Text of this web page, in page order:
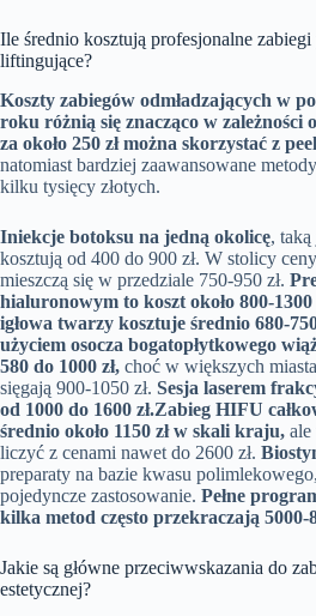
Ile średnio kosztują profesjonalne
liftingujące?
Koszty zabiegów odmładzających w
roku różnią się znacząco w zależności
za około 250 zł można skorzystać z
natomiast bardziej zaawansowane
kilku tysięcy złotych.
Iniekcje botoksu na jedną okolicę, taką
kosztują od 400 do 900 zł. W stolicy
mieszczą się w przedziale 750-950 zł.
hialuronowym to koszt około 800-
igłowa twarzy kosztuje średnio 680-750
użyciem osocza bogatopłytkowego
580 do 1000 zł, choć w większych
sięgają 900-1050 zł. Sesja laserem
od 1000 do 1600 zł.Zabieg HIFU
średnio około 1150 zł w skali kraju, ale
liczyć z cenami nawet do 2600 zł.
preparaty na bazie kwasu
pojedyncze zastosowanie. Pełne
kilka metod często przekraczają 5000-
Jakie są główne przeciwwskazania do
estetycznej?